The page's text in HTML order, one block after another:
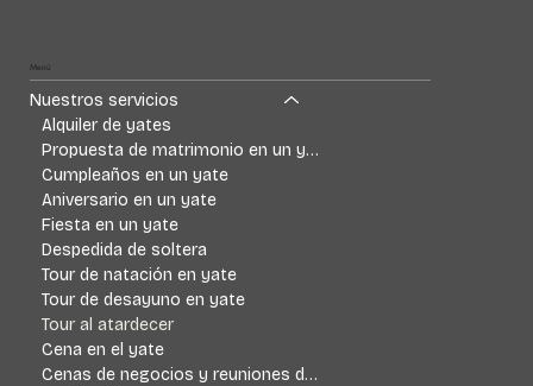
Menü
Nuestros servicios
Alquiler de yates
Propuesta de matrimonio en un yate
Cumpleaños en un yate
Aniversario en un yate
Fiesta en un yate
Despedida de soltera
Tour de natación en yate
Tour de desayuno en yate
Tour al atardecer
Cena en el yate
Cenas de negocios y reuniones de empresa